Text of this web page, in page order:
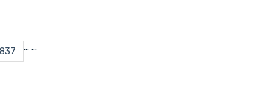
...
837 ...